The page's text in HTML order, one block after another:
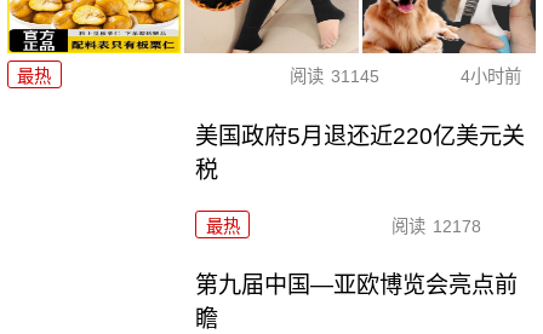
最热 阅读 31145 4小时前
美国政府5月退还近220亿美元关
税
最热 阅读 12178
第九届中国—亚欧博览会亮点前
瞻